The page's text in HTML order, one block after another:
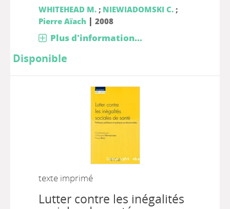
WHITEHEAD M.; NIEWIADOMSKI C.;
Pierre Aïach | 2008
Plus d'information...
Disponible
texte imprimé
Lutter contre les inégalités